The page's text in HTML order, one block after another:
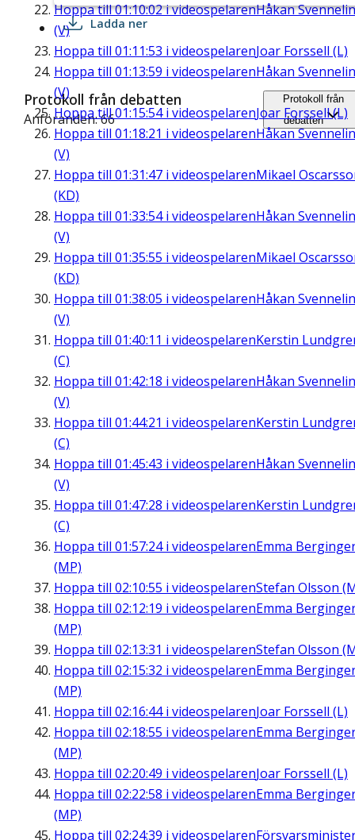
Hoppa till01:10:02i videospelarenHåkan
(V)
Hoppa till 01:11:53 i videospelarenJoar Forssell (L)
Hoppa till 01:13:59 i videospelarenHåkan
(V)
Hoppa till01:15:54i videospelarenJoar Forssell (L)
Hoppa till 01:18:21 i videospelarenHåkan
(V)
Hoppa till 01:31:47 i videospelarenMikael
(KD)
Hoppa till 01:33:54i videospelarenHåkan
(V)
Hoppa till 01:35:55 i videospelarenMikael
(KD)
Hoppa till 01:38:05 i videospelarenHåkan
(V)
Hoppa till 01:40:11 i videospelarenKerstin
(C)
Hoppa till 01:42:18 i videospelarenHåkan
(V)
Hoppa till 01:44:21 i videospelarenKerstin
(C)
Hoppa till 01:45:43 i videospelarenHåkan
(V)
Hoppa till 01:47:28 i videospelarenKerstin
(C)
Hoppa till 01:57:24i videospelarenEmma
(MP)
Hoppa till 02:10:55 i videospelarenStefan Olsson
Hoppa till 02:12:19 i videospelarenEmma
(MP)
Hoppa till 02:13:31 i videospelarenStefan Olsson
Hoppa till 02:15:32 i videospelarenEmma
(MP)
Hoppa till 02:16:44i videospelarenJoar Forssell (L)
Hoppa till 02:18:55 i videospelarenEmma
(MP)
Hoppa till 02:20:49 i videospelarenJoar Forssell (L)
Hoppa till 02:22:58 i videospelarenEmma
(MP)
Hoppa till 02:24:39 i videospelaren
Ladda ner
Protokoll från debatten
Anföranden: 66
Protokoll från
debatten